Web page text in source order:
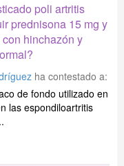
poli artritis
prednisona 15 mg y
hinchazón y
ha contestado a:
de fondo utilizado en
las espondiloartritis